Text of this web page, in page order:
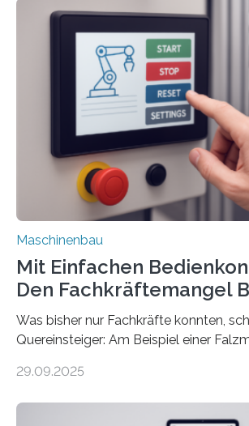
Maschinenbau
Mit Einfachen
Den Fachkräftemangel
Was bisher nur Fachkräfte konnten,
Quereinsteiger: Am Beispiel einer
Mensch-Maschine-Schnittstelle so
Die zugrunde liegende Methodik lässt
29.09.2025